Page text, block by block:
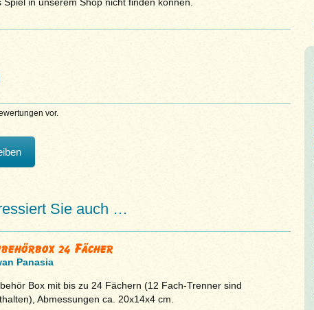
in unserem Shop nicht finden können.
vor.
Sie auch …
24 Fächer
Panasia
Box mit bis zu 24 Fächern (12 Fach-Trenner sind
Abmessungen ca. 20x14x4 cm.